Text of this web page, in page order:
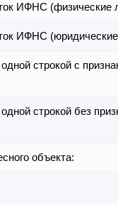
ИФНС (физические
ИФНС
строкой с
строкой без
объекта: